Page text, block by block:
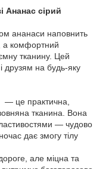
Ананас сірий
ананаси наповнить
а комфортний
тканину. Цей
друзям на будь-яку
— це практична,
тканина. Вона
— чудово
дає змогу тілу
але міцна та